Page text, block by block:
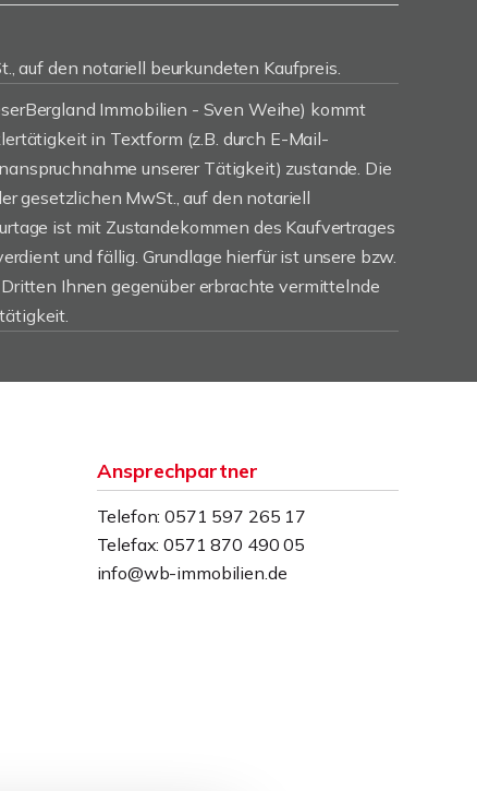
auf den notariell beurkundeten Kaufpreis.
Immobilien - Sven Weihe) kommt
in Textform (z.B. durch E-Mail-
unserer Tätigkeit) zustande. Die
gesetzlichen MwSt., auf den notariell
ist mit Zustandekommen des Kaufvertrages
und fällig. Grundlage hierfür ist unsere bzw.
Ihnen gegenüber erbrachte vermittelnde
Ansprechpartner
Telefon: 0571 597 265 17
Telefax: 0571 870 490 05
info@wb-immobilien.de